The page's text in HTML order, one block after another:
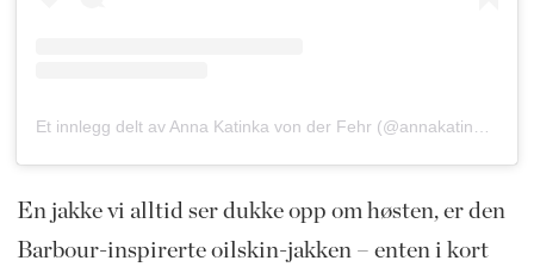
En jakke vi alltid ser dukke opp om høsten, er den
Barbour-inspirerte oilskin-jakken – enten i kort